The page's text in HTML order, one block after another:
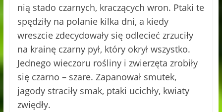
nią stado czarnych, kraczących wron. Ptaki te
spędziły na polanie kilka dni, a kiedy
wreszcie zdecydowały się odlecieć zrzuciły
na krainę czarny pył, który okrył wszystko.
Jednego wieczoru rośliny i zwierzęta zrobiły
się czarno – szare. Zapanował smutek,
jagody straciły smak, ptaki ucichły, kwiaty
zwiędły.